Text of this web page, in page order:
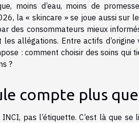
moins d’eau, moins de
la « skincare » se joue aussi sur
des consommateurs mieux
les allégations. Entre actifs
: comment choisir des soins
?
compte plus
pas l’étiquette. C’est là que